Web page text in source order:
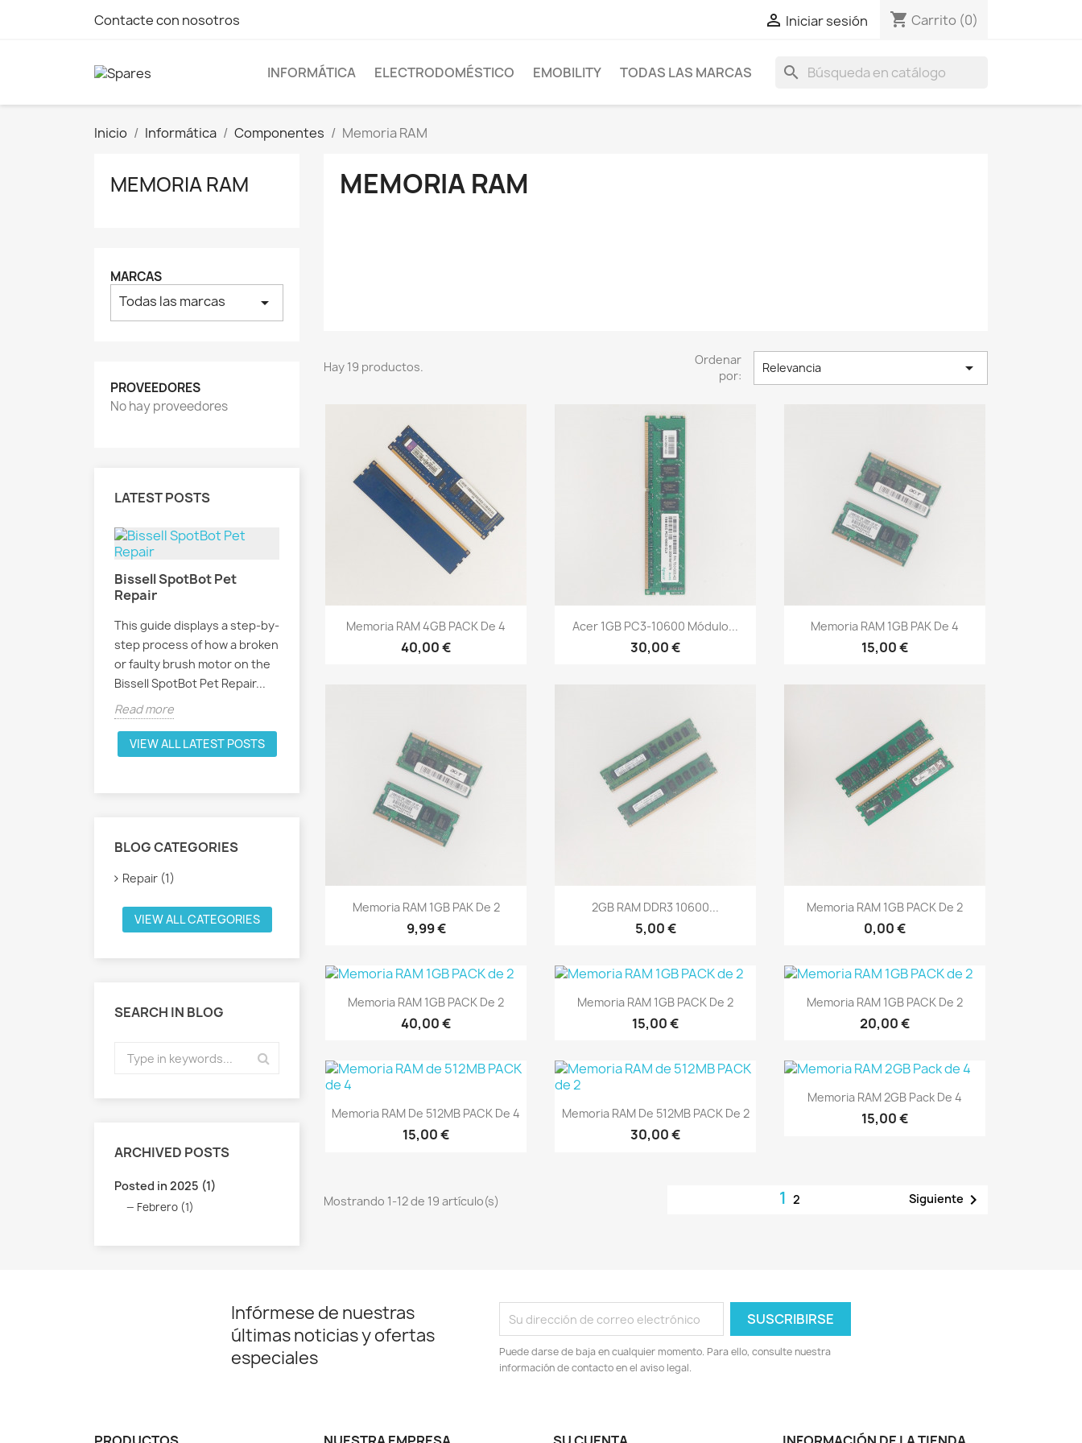
Contacte con nosotros  Iniciar sesión shopping_cart Carrito (0)
INFORMÁTICA ELECTRODOMÉSTICO EMOBILITY TODAS LAS MARCAS search
Inicio Informática Componentes Memoria RAM
MEMORIA RAM
MARCAS
Todas las marcas arrow_drop_down
PROVEEDORES
No hay proveedores
LATEST POSTS
Bissell SpotBot Pet
Repair
This guide displays a step-by-
step process of how a broken
or faulty brush motor on the
Bissell SpotBot Pet Repair...
Read more
VIEW ALL LATEST POSTS
BLOG CATEGORIES
Repair (1)
VIEW ALL CATEGORIES
SEARCH IN BLOG
ARCHIVED POSTS
Posted in 2025 (1)
Febrero (1)
MEMORIA RAM
Hay 19 productos.
Ordenar
por:
Relevancia 
Vista rápida
Memoria RAM 4GB PACK De 4
40,00 €
Vista rápida
Acer 1GB PC3-10600 Módulo...
30,00 €
Vista rápida
Memoria RAM 1GB PAK De 4
15,00 €
Vista rápida
Memoria RAM 1GB PAK De 2
9,99 €
Vista rápida
2GB RAM DDR3 10600...
5,00 €
Vista rápida
Memoria RAM 1GB PACK De 2
0,00 €
Vista rápida
Memoria RAM 1GB PACK De 2
40,00 €
Vista rápida
Memoria RAM 1GB PACK De 2
15,00 €
Vista rápida
Memoria RAM 1GB PACK De 2
20,00 €
Vista rápida
Memoria RAM De 512MB PACK De 4
15,00 €
Vista rápida
Memoria RAM De 512MB PACK De 2
30,00 €
Vista rápida
Memoria RAM 2GB Pack De 4
15,00 €
Mostrando 1-12 de 19 artículo(s) 12 Siguiente 
Infórmese de nuestras
últimas noticias y ofertas
especiales
Puede darse de baja en cualquier momento. Para ello, consulte nuestra
información de contacto en el aviso legal.